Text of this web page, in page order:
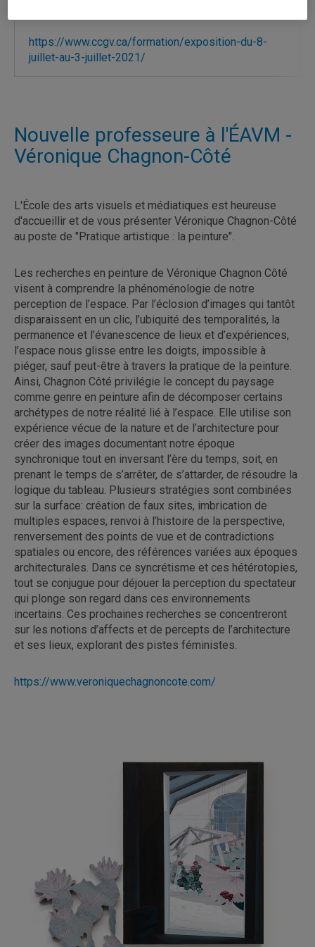
https://www.ccgv.ca/formation/exposition-du-8-
juillet-au-3-juillet-2021/
Nouvelle professeure à l'ÉAVM -
Véronique Chagnon-Côté
L'École des arts visuels et médiatiques est heureuse
d'accueillir et de vous présenter Véronique Chagnon-Côté
au poste de "Pratique artistique : la peinture".
Les recherches en peinture de Véronique Chagnon Côté
visent à comprendre la phénoménologie de notre
perception de l’espace. Par l’éclosion d’images qui tantôt
disparaissent en un clic, l’ubiquité des temporalités, la
permanence et l’évanescence de lieux et d’expériences,
l’espace nous glisse entre les doigts, impossible à
piéger, sauf peut-être à travers la pratique de la peinture.
Ainsi, Chagnon Côté privilégie le concept du paysage
comme genre en peinture afin de décomposer certains
archétypes de notre réalité lié à l’espace. Elle utilise son
expérience vécue de la nature et de l’architecture pour
créer des images documentant notre époque
synchronique tout en inversant l’ère du temps, soit, en
prenant le temps de s’arrêter, de s’attarder, de résoudre la
logique du tableau. Plusieurs stratégies sont combinées
sur la surface: création de faux sites, imbrication de
multiples espaces, renvoi à l’histoire de la perspective,
renversement des points de vue et de contradictions
spatiales ou encore, des références variées aux époques
architecturales. Dans ce syncrétisme et ces hétérotopies,
tout se conjugue pour déjouer la perception du spectateur
qui plonge son regard dans ces environnements
incertains. Ces prochaines recherches se concentreront
sur les notions d’affects et de percepts de l’architecture
et ses lieux, explorant des pistes féministes.
https://www.veroniquechagnoncote.com/